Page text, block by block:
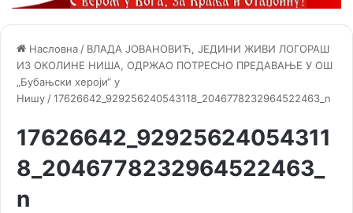
Насловна / ВЛАДА ЈОВАНОВИЋ, ЈЕДИНИ ЖИВИ ЛОГОРАШ
ИЗ ОКОЛИНЕ НИША, ОДРЖАО ПОТРЕСНО ПРЕДАВАЊЕ У ОШ
„Бубањски хероји“ у
Нишу /17626642_929256240543118_2046778232964522463_n
17626642_92925624054311
8_2046778232964522463_
n